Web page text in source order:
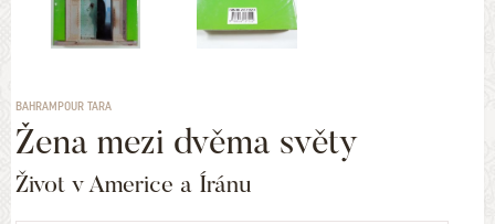
BAHRAMPOUR TARA
Žena mezi dvěma světy
Život v Americe a Íránu